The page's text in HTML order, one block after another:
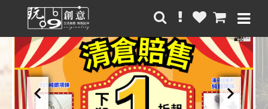
chevron_left chevron_right